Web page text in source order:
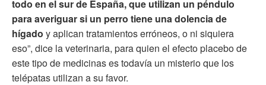
todo en el sur de España, que utilizan un péndulo
para averiguar si un perro tiene una dolencia de
hígado y aplican tratamientos erróneos, o ni siquiera
eso”, dice la veterinaria, para quien el efecto placebo de
este tipo de medicinas es todavía un misterio que los
telépatas utilizan a su favor.